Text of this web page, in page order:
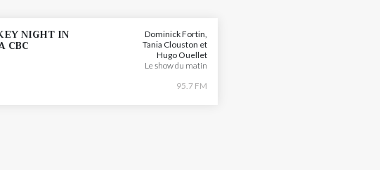
NIGHT IN
CBC
Dominick Fortin,
Tania Clouston et
Hugo Ouellet
Le show du matin
95.7 FM